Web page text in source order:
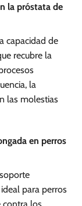
la próstata de
capacidad de
recubre la
la
las molestias
en perros
para perros
contra los